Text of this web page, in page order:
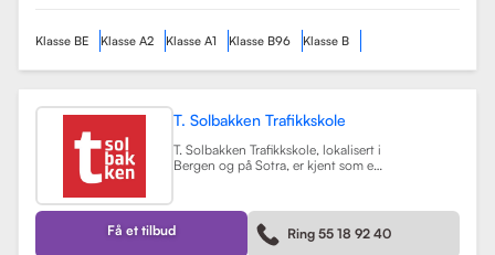
Klasse BE Klasse A2 Klasse A1 Klasse B96 Klasse B
T. Solbakken Trafikkskole
T. Solbakken Trafikkskole, lokalisert i
Bergen og på Sotra, er kjent som en
Skolen tilbyr et bredt spekter av
førerkortklasser, inkludert klasse B
for personbil, klasse A, A1, og A2 for
Få et tilbud Ring 55 18 92 40